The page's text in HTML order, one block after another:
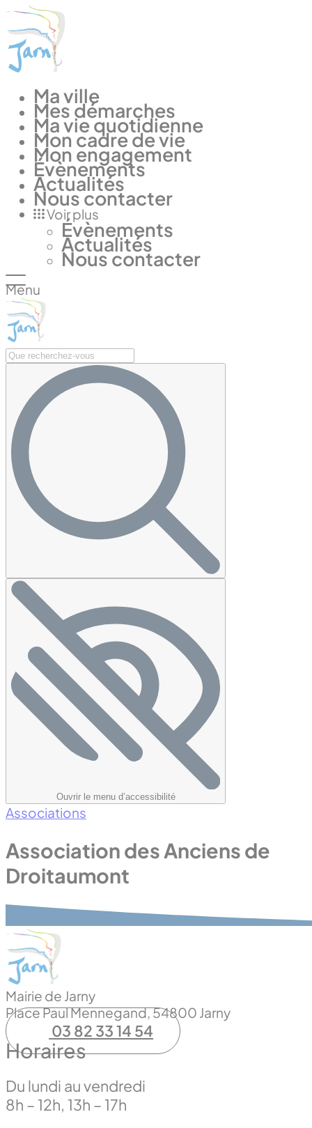
Panneau de gestion des cookies
Ma ville
Mes démarches
Ma vie quotidienne
Mon cadre de vie
Mon engagement
Évènements
Actualités
Nous contacter
Voir plus
Évènements
Actualités
Nous contacter
Menu
Ouvrir le menu d’accessibilité
Associations
Association des Anciens de
Droitaumont
Mairie de Jarny
Place Paul Mennegand, 54800 Jarny
03 82 33 14 54
Horaires
Du lundi au vendredi
8h – 12h, 13h – 17h